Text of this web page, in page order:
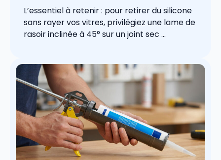
L’essentiel à retenir : pour retirer du silicone
sans rayer vos vitres, privilégiez une lame de
rasoir inclinée à 45° sur un joint sec ...